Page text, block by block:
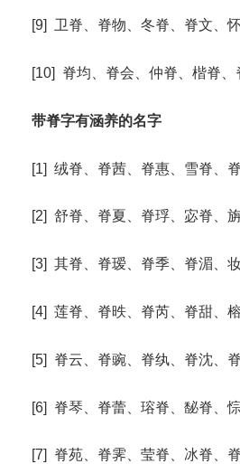
[9] 卫脊、脊物、冬脊、脊文、
[10] 脊均、脊会、仲脊、楷脊、
带脊字有涵养的名字
[1] 绒脊、脊茜、脊惠、雪脊、
[2] 舒脊、脊夏、脊琈、宓脊、
[3] 其脊、脊瑷、脊季、脊湄、
[4] 莲脊、脊昳、脊芮、脊甜、
[5] 脊云、脊豌、脊纨、脊沈、
[6] 脊琴、脊蕾、瑢脊、馝脊、
[7] 脊苑、脊霁、莹脊、冰脊、